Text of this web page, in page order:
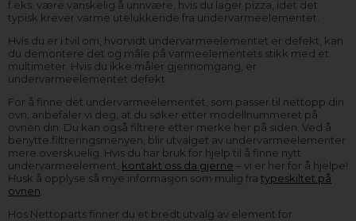
f.eks. være vanskelig å unnvære, hvis du lager pizza, idet det
typisk krever varme utelukkende fra undervarmeelementet.
Hvis du er i tvil om, hvorvidt undervarmeelementet er defekt, kan
du demontere det og måle på varmeelementets stikk med et
multimeter. Hvis du ikke måler gjennomgang, er
undervarmeelementet defekt.
For å finne det undervarmeelementet, som passer til nettopp din
ovn, anbefaler vi deg, at du søker etter modellnummeret på
ovnen din. Du kan også filtrere etter merke her på siden. Ved å
benytte filtreringsmenyen, blir utvalget av undervarmeelementer
mere overskuelig. Hvis du har bruk for hjelp til å finne nytt
undervarmeelement, kontakt oss da gjerne – vi er her for å hjelpe!
Husk å opplyse så mye informasjon som mulig fra typeskiltet på
ovnen.
Hos Nettoparts finner du et bredt utvalg av element for